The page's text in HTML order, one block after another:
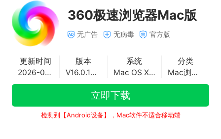
360极速浏览器Mac版
无广告 无病毒 官方版
更新时间
2026-05-26
版本
V16.0.1090.0
系统
Mac OS X 10.10 及以上适用
分类
Mac浏览器
立即下载
检测到【Android设备】，Mac软件不适合移动端